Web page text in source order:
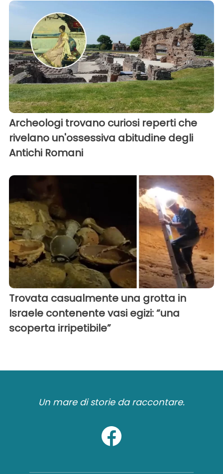
Archeologi trovano curiosi reperti che
rivelano un'ossessiva abitudine degli
Antichi Romani
Trovata casualmente una grotta in
Israele contenente vasi egizi: “una
scoperta irripetibile”
Un mare di storie da raccontare.